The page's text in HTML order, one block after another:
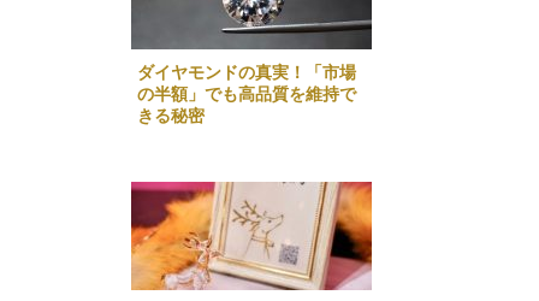
ダイヤモンドの真実！「市場
の半額」でも高品質を維持で
きる秘密